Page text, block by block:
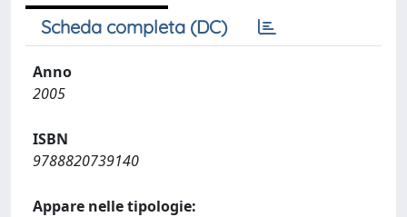
Scheda completa (DC)
Anno
2005
ISBN
9788820739140
Appare nelle tipologie: